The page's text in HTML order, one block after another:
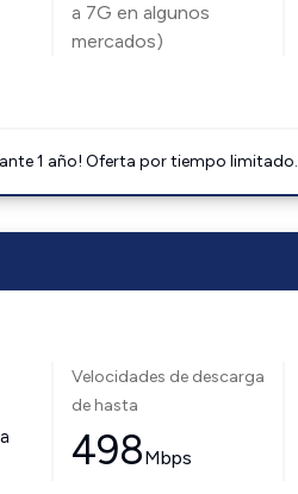
a 7G en algunos
mercados)
1 año! Oferta por tiempo limitado.
Velocidades de descarga
de hasta
498Mbps